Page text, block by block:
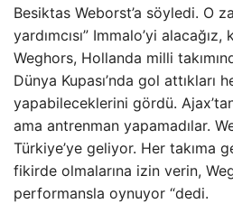
Besiktas Weborst’a söyledi. O
yardımcısı” Immalo’yi alacağız,
Weghors, Hollanda milli
Dünya Kupası’nda gol attıkları
yapabileceklerini gördü.
ama antrenman yapamadılar.
Türkiye’ye geliyor. Her takıma
fikirde olmalarına izin verin,
performansla oynuyor “dedi.